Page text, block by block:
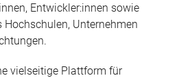
Entwickler:innen sowie
Hochschulen, Unternehmen
vielseitige Plattform für